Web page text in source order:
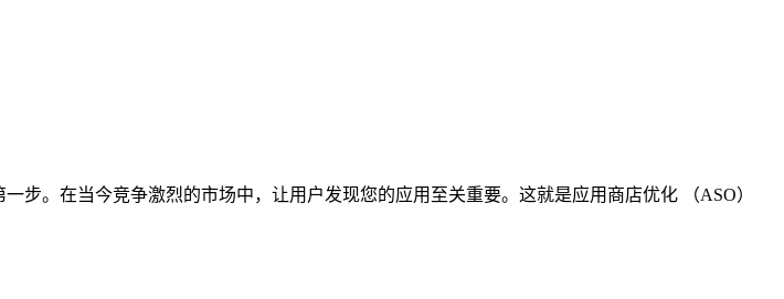
。在当今竞争激烈的市场中，让用户发现您的应用至关重要。这就是应用商店优化 （ASO）